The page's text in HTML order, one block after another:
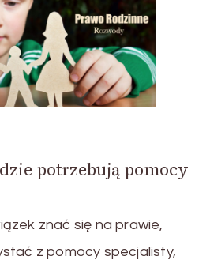
potrzebują pomocy
znać się na prawie,
z pomocy specjalisty,